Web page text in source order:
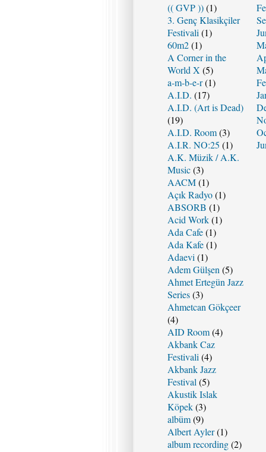
(( GVP ))(1)
3. Genç Klasikçiler
Festivali (1)
60m2(1)
A Corner in the
World X (5)
a-m-b-e-r(1)
A.I.D. (17)
A.I.D. (Art is Dead)
(19)
A.I.D. Room(3)
A.I.R. NO:25 (1)
A.K. Müzik / A.K.
Music(3)
AACM(1)
Açık Radyo(1)
ABSORB (1)
Acid Work(1)
Ada Cafe(1)
Ada Kafe(1)
Adaevi (1)
Adem Gülşen (5)
Ahmet Ertegün Jazz
Series(3)
Ahmetcan Gökçeer
(4)
AID Room(4)
Akbank Caz
Festivali (4)
Akbank Jazz
Festival (5)
Akustik Islak
Köpek(3)
albüm(9)
Albert Ayler(1)
album recording(2)